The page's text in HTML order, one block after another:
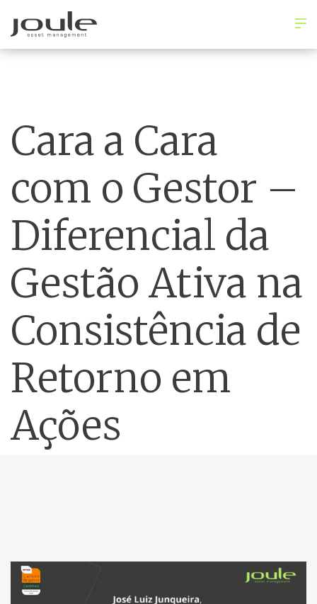
Cara a Cara
com o Gestor –
Diferencial da
Gestão Ativa na
Consistência de
Retorno em
Ações